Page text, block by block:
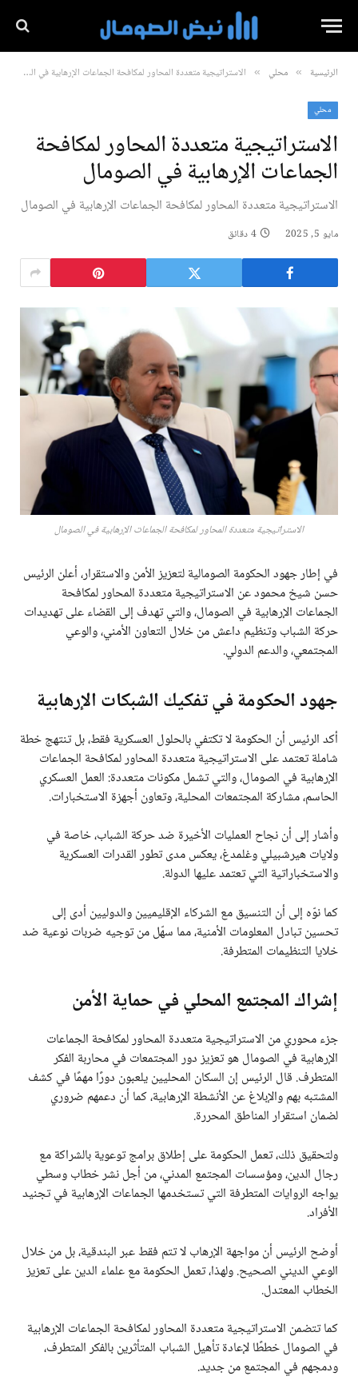
الرئيسية » محلي » الاستراتيجية متعددة المحاور لمكافحة الجماعات الإرهابية في الصومال
محلي
الاستراتيجية متعددة المحاور لمكافحة
الجماعات الإرهابية في الصومال
الاستراتيجية متعددة المحاور لمكافحة الجماعات الإرهابية في الصومال
مايو 5, 2025 4 دقائق
الاستراتيجية متعددة المحاور لمكافحة الجماعات الإرهابية في الصومال
في إطار جهود الحكومة الصومالية لتعزيز الأمن والاستقرار، أعلن الرئيس
حسن شيخ محمود عن الاستراتيجية متعددة المحاور لمكافحة
الجماعات الإرهابية في الصومال، والتي تهدف إلى القضاء على تهديدات
حركة الشباب وتنظيم داعش من خلال التعاون الأمني، والوعي
المجتمعي، والدعم الدولي.
جهود الحكومة في تفكيك الشبكات الإرهابية
أكد الرئيس أن الحكومة لا تكتفي بالحلول العسكرية فقط، بل تنتهج خطة
شاملة تعتمد على الاستراتيجية متعددة المحاور لمكافحة الجماعات
الإرهابية في الصومال، والتي تشمل مكونات متعددة: العمل العسكري
الحاسم، مشاركة المجتمعات المحلية، وتعاون أجهزة الاستخبارات.
وأشار إلى أن نجاح العمليات الأخيرة ضد حركة الشباب، خاصة في
ولايات هيرشبيلي وغلمدغ، يعكس مدى تطور القدرات العسكرية
والاستخباراتية التي تعتمد عليها الدولة.
كما نوّه إلى أن التنسيق مع الشركاء الإقليميين والدوليين أدى إلى
تحسين تبادل المعلومات الأمنية، مما سهّل من توجيه ضربات نوعية ضد
خلايا التنظيمات المتطرفة.
إشراك المجتمع المحلي في حماية الأمن
جزء محوري من الاستراتيجية متعددة المحاور لمكافحة الجماعات
الإرهابية في الصومال هو تعزيز دور المجتمعات في محاربة الفكر
المتطرف. قال الرئيس إن السكان المحليين يلعبون دورًا مهمًا في كشف
المشتبه بهم والإبلاغ عن الأنشطة الإرهابية، كما أن دعمهم ضروري
لضمان استقرار المناطق المحررة.
ولتحقيق ذلك، تعمل الحكومة على إطلاق برامج توعوية بالشراكة مع
رجال الدين، ومؤسسات المجتمع المدني، من أجل نشر خطاب وسطي
يواجه الروايات المتطرفة التي تستخدمها الجماعات الإرهابية في تجنيد
الأفراد.
أوضح الرئيس أن مواجهة الإرهاب لا تتم فقط عبر البندقية، بل من خلال
الوعي الديني الصحيح. ولهذا، تعمل الحكومة مع علماء الدين على تعزيز
الخطاب المعتدل.
كما تتضمن الاستراتيجية متعددة المحاور لمكافحة الجماعات الإرهابية
في الصومال خططًا لإعادة تأهيل الشباب المتأثرين بالفكر المتطرف،
ودمجهم في المجتمع من جديد.